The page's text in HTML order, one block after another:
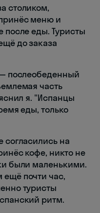
столиком,
меню и
еды. Туристы
до заказа
послеобеденный
часть
я. "Испанцы
еды, только
согласились на
кофе, никто не
были маленькими.
почти час,
туристы
ритм.